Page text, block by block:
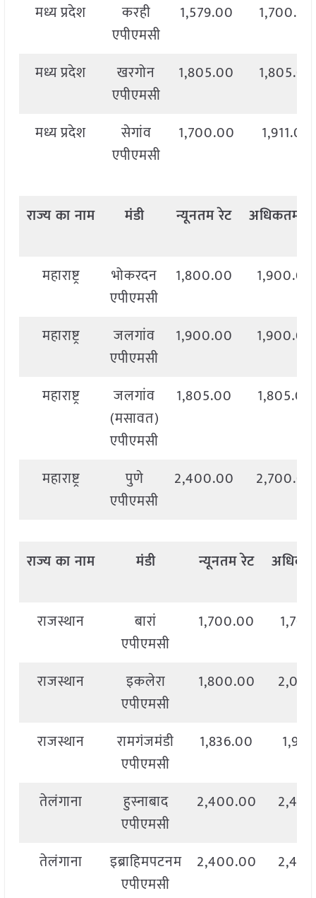
मध्य प्रदेश
करही
एपीएमसी
1,579.00 1,700.00
मध्य प्रदेश
खरगोन
एपीएमसी
1,805.00 1,805.00
मध्य प्रदेश
सेगांव
एपीएमसी
1,700.00 1,911.00
राज्यकानाम मंडी न्यूनतमरेट अधिकतम
महाराष्ट्र
भोकरदन
एपीएमसी
1,800.00 1,900.00
महाराष्ट्र
जलगांव
एपीएमसी
1,900.00 1,900.00
महाराष्ट्र
जलगांव
(मसावत)
एपीएमसी
1,805.00 1,805.00
महाराष्ट्र
पुणे
एपीएमसी
2,400.00 2,700.00
राज्यकानाम मंडी न्यूनतमरेट
राजस्थान
बारां
एपीएमसी
1,700.00
राजस्थान
इकलेरा
एपीएमसी
1,800.00
राजस्थान
रामगंजमंडी
एपीएमसी
1,836.00
तेलंगाना
हुस्नाबाद
एपीएमसी
2,400.00
तेलंगाना
इब्राहिमपटनम
एपीएमसी
2,400.00